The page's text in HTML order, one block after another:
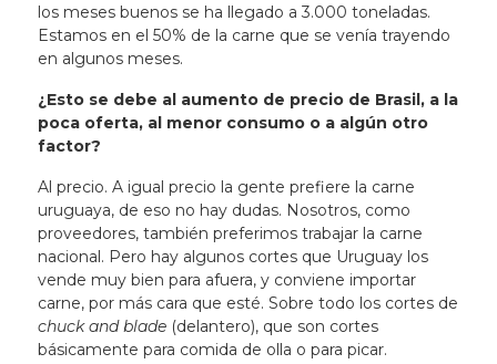
los meses buenos se ha llegado a 3.000 toneladas.
Estamos en el 50% de la carne que se venía trayendo
en algunos meses.
¿Esto se debe al aumento de precio de Brasil, a la
poca oferta, al menor consumo o a algún otro
factor?
Al precio. A igual precio la gente prefiere la carne
uruguaya, de eso no hay dudas. Nosotros, como
proveedores, también preferimos trabajar la carne
nacional. Pero hay algunos cortes que Uruguay los
vende muy bien para afuera, y conviene importar
carne, por más cara que esté. Sobre todo los cortes de
chuck and blade(delantero), que son cortes
básicamente para comida de olla o para picar.